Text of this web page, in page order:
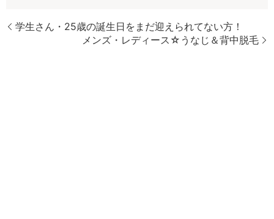
学生さん・25歳の誕生日をまだ迎えられてない方！
メンズ・レディース☆うなじ＆背中脱毛